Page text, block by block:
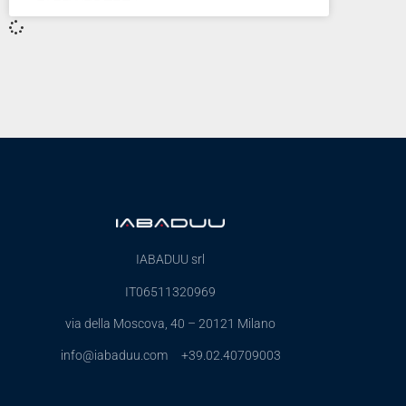
IABADUU srl
IT06511320969
via della Moscova, 40 – 20121 Milano
info@iabaduu.com +39.02.40709003